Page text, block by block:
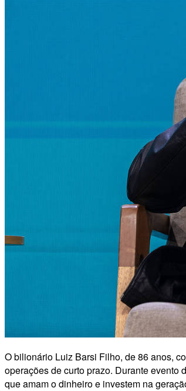
O bilionário Luiz Barsi Filho, de 86 anos,
operações de curto prazo. Durante evento
que amam o dinheiro e investem na